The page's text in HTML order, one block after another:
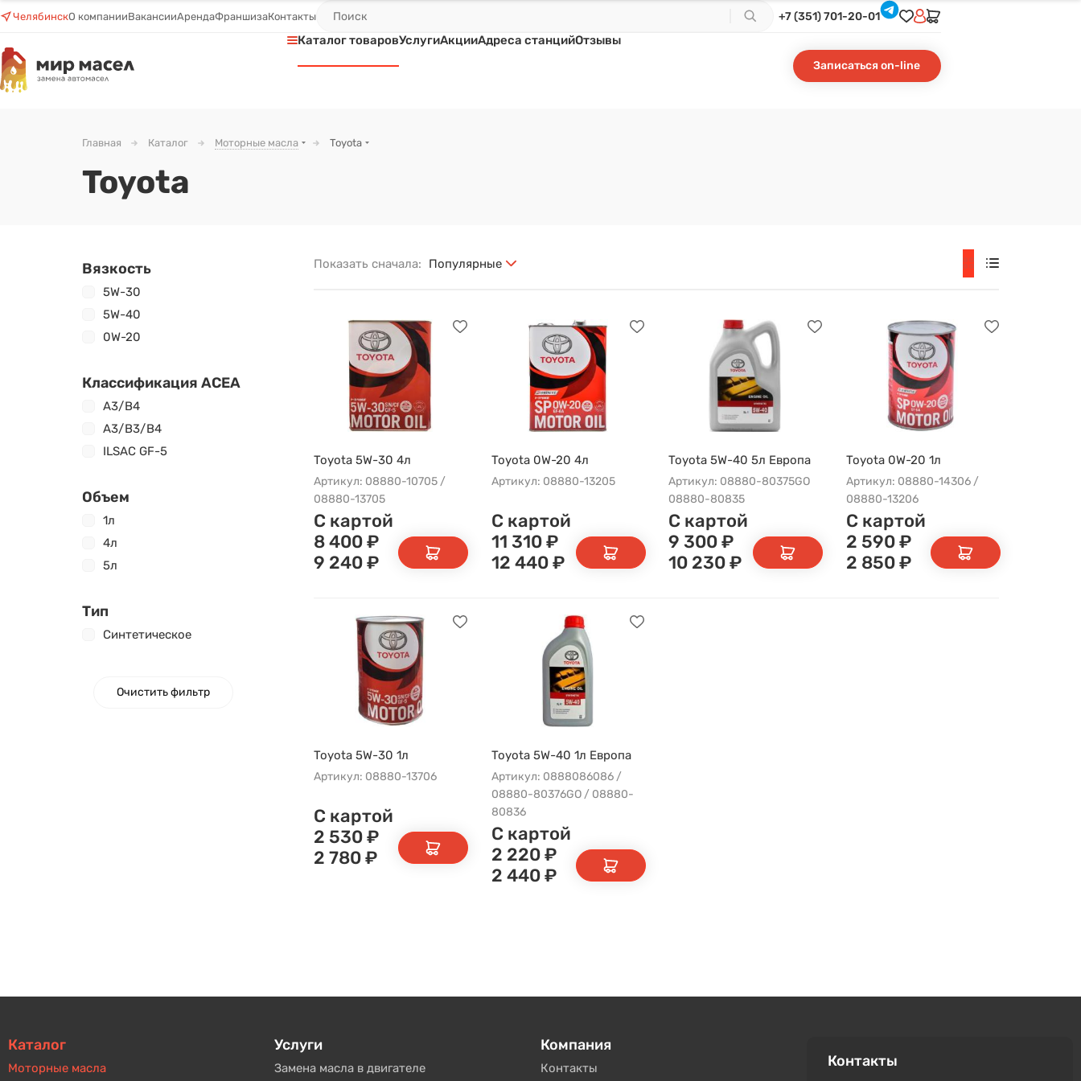
ЧелябинскО компанииВакансииАрендаФраншизаКонтакты +7 (351) 701-20-01
Каталог товаровУслугиАкцииАдреса станцийОтзывы
Записаться on-line
Главная Каталог Моторные масла Toyota
Toyota
Показать сначала: Популярные
Toyota 5W-30 4л
Артикул: 08880-10705 /
08880-13705
С картой
8 400₽
9 240₽
Toyota 0W-20 4л
Артикул: 08880-13205
С картой
11 310₽
12 440₽
Toyota 5W-40 5л Европа
Артикул: 08880-80375GO
08880-80835
С картой
9 300₽
10 230₽
Toyota 0W-20 1л
Артикул: 08880-14306 /
08880-13206
С картой
2 590₽
2 850₽
Toyota 5W-30 1л
Артикул: 08880-13706
С картой
2 530₽
2 780₽
Toyota 5W-40 1л Европа
Артикул: 0888086086 /
08880-80376GO / 08880-
80836
С картой
2 220₽
2 440₽
Вязкость
5W-30
5W-40
0W-20
Классификация ACEA
A3/B4
A3/B3/B4
ILSAC GF-5
Объем
1л
4л
5л
Тип
Синтетическое
Каталог
Моторные масла
Услуги
Замена масла в двигателе
Компания
Контакты Контакты